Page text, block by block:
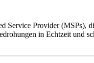
Service Provider
in Echtzeit und